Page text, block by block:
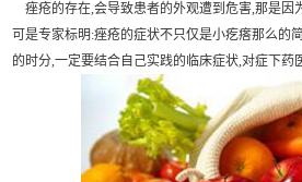
痤疮的存在,会导致患者的外观遭到危害,那是因
可是专家标明:痤疮的症状不只仅是小疙瘩那么的
的时分,一定要结合自己实践的临床症状,对症下药